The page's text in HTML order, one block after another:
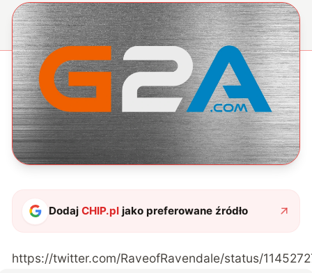
DodajCHIP.pl jako preferowane źródło
https://twitter.com/RaveofRavendale/status/